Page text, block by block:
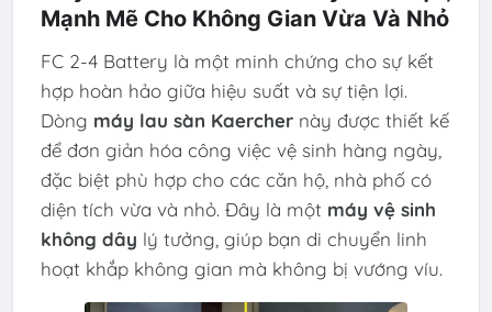
Mạnh Mẽ Cho Không Gian Vừa Và Nhỏ
FC 2-4 Battery là một minh chứng cho sự kết
hợp hoàn hảo giữa hiệu suất và sự tiện lợi.
Dòng máy lau sàn Kaerchernày được thiết kế
để đơn giản hóa công việc vệ sinh hàng ngày,
đặc biệt phù hợp cho các căn hộ, nhà phố có
diện tích vừa và nhỏ. Đây là một máy vệ sinh
không dây lý tưởng, giúp bạn di chuyển linh
hoạt khắp không gian mà không bị vướng víu.